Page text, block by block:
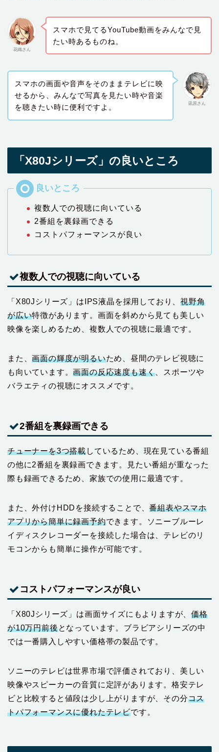
花織さん
スマホで見てるYouTube動画をみんなで見
たい時あるものね。
凪原さん
スマホの画面や音声をそのままテレビに映
せるから、みんなで写真を見たい時や音楽
を聴きたい時に便利ですよ。
「X80Jシリーズ」の良いところ
複数人での視聴に向いている
2番組を裏録画できる
コストパフォーマンスが良い
複数人での視聴に向いている
「X80Jシリーズ」はIPS液晶を採用しており、視野角
が広い特徴があります。画面を斜めから見ても美しい
映像を楽しめるため、複数人での視聴に最適です。
また、画面の輝度が明るいため、昼間のテレビ視聴に
も向いています。画面の反応速度も速く 、スポーツや
バラエティの視聴にオススメです。
2番組を裏録画できる
チューナーを3つ搭載しているため、現在見ている番組
の他に2番組を裏録画できます。見たい番組が重なった
際も録画できるため、家族での使用に最適です。
また、外付けHDDを接続することで、番組表やスマホ
アプリから簡単に録画予約できます。ソニーブルーレ
イディスクレコーダーを接続した場合は、テレビのリ
モコンからも簡単に操作が可能です。
コストパフォーマンスが良い
「X80Jシリーズ」は画面サイズにもよりますが、価格
が10万円前後となっています。ブラビアシリーズの中
では一番購入しやすい価格帯の製品です。
ソニーのテレビは世界市場で評価されており、美しい
映像やスピーカーの音質に定評があります。格安テレ
ビと比較すると値段は少し上がりますが、その分コス
トパフォーマンスに優れたテレビです。